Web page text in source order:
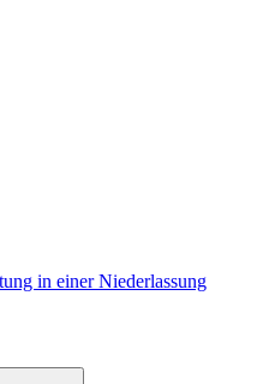
in einer Niederlassung